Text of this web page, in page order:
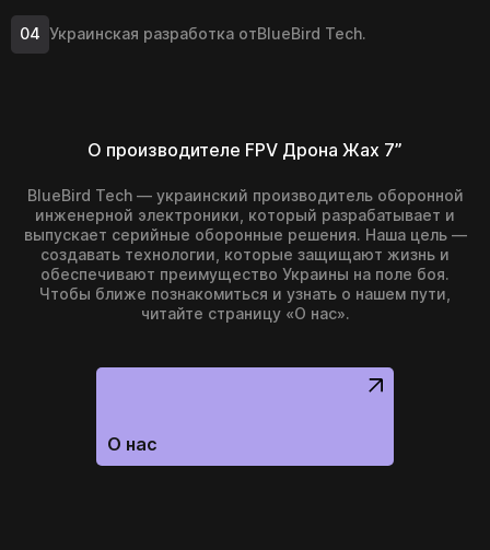
Украинская разработка отBlueBird Tech.
О производителе FPV Дрона Жах 7”
BlueBird Tech — украинский производитель оборонной
инженерной электроники, который разрабатывает и
выпускает серийные оборонные решения. Наша цель —
создавать технологии, которые защищают жизнь и
обеспечивают преимущество Украины на поле боя.
Чтобы ближе познакомиться и узнать о нашем пути,
читайте страницу «О нас».
О нас